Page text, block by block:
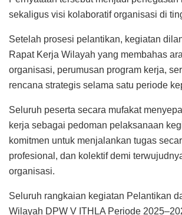
sekaligus visi kolaboratif organisasi di
Setelah prosesi pelantikan, kegiatan
Rapat Kerja Wilayah yang membahas
organisasi, perumusan program kerja,
rencana strategis selama satu periode
Seluruh peserta secara mufakat
kerja sebagai pedoman pelaksanaan
komitmen untuk menjalankan tugas
profesional, dan kolektif demi
organisasi.
Seluruh rangkaian kegiatan Pelantikan
Wilayah DPW V ITHLA Periode